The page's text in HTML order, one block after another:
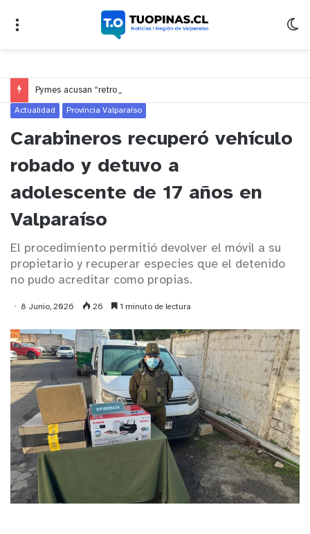
Actualidad Provincia Valparaíso
Carabineros recuperó vehículo
robado y detuvo a
adolescente de 17 años en
Valparaíso
El procedimiento permitió devolver el móvil a su
propietario y recuperar especies que el detenido
no pudo acreditar como propias.
8 Junio, 2026 26 1 minuto de lectura